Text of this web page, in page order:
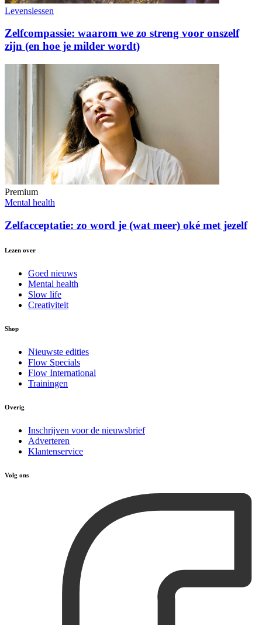
Levenslessen
Zelfcompassie: waarom we zo streng voor onszelf
zijn (en hoe je milder wordt)
Premium
Mental health
Zelfacceptatie: zo word je (wat meer) oké met jezelf
Lezen over
Goed nieuws
Mental health
Slow life
Creativiteit
Shop
Nieuwste edities
Flow Specials
Flow International
Trainingen
Overig
Inschrijven voor de nieuwsbrief
Adverteren
Klantenservice
Volg ons